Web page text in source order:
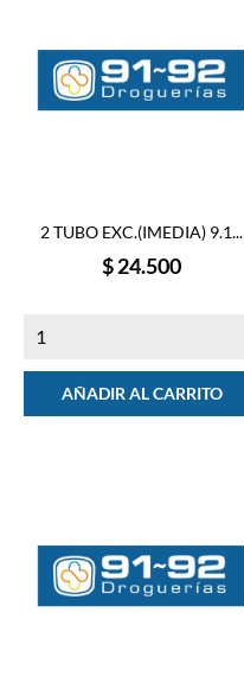
2 TUBO EXC.(IMEDIA) 9.1...
Precio
$ 24.500
AÑADIR AL CARRITO